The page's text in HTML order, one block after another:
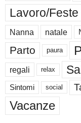
Lavoro/Feste
Nanna natale
Parto paura
regali relax
Sintomi social
Vacanze